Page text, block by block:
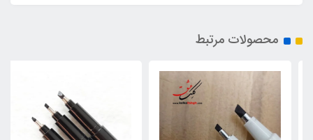
محصولات مرتبط